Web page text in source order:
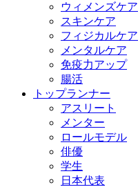
ウィメンズケア
スキンケア
フィジカルケア
メンタルケア
免疫力アップ
腸活
トップランナー
アスリート
メンター
ロールモデル
俳優
学生
日本代表